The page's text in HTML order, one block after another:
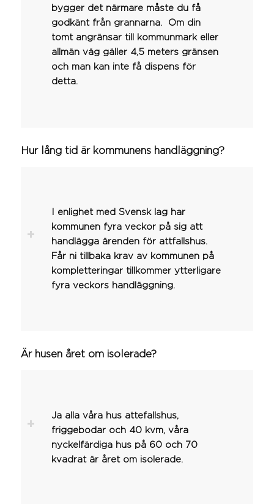
bygger det närmare måste du få
godkänt från grannarna. Om din
tomt angränsar till kommunmark eller
allmän väg gäller 4,5 meters gränsen
och man kan inte få dispens för
detta.
Hur lång tid är kommunens handläggning?
I enlighet med Svensk lag har
kommunen fyra veckor på sig att
handlägga ärenden för attfallshus.
Får ni tillbaka krav av kommunen på
kompletteringar tillkommer ytterligare
fyra veckors handläggning.
Är husen året om isolerade?
Ja alla våra hus attefallshus,
friggebodar och 40 kvm, våra
nyckelfärdiga hus på 60 och 70
kvadrat är året om isolerade.